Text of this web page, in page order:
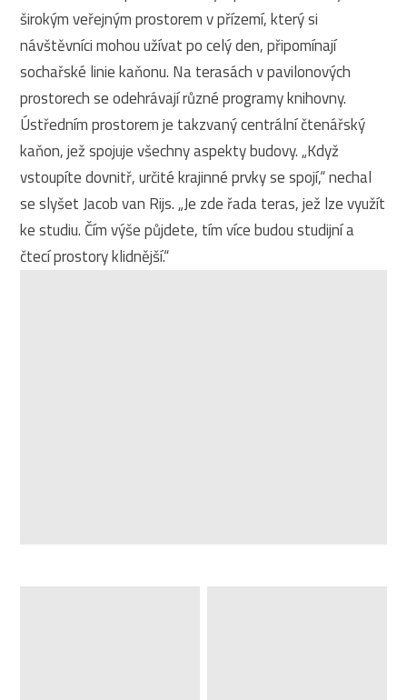
širokým veřejným prostorem v přízemí, který si
návštěvníci mohou užívat po celý den, připomínají
sochařské linie kaňonu. Na terasách v pavilonových
prostorech se odehrávají různé programy knihovny.
Ústředním prostorem je takzvaný centrální čtenářský
kaňon, jež spojuje všechny aspekty budovy. „Když
vstoupíte dovnitř, určité krajinné prvky se spojí,“ nechal
se slyšet Jacob van Rijs. „Je zde řada teras, jež lze využít
ke studiu. Čím výše půjdete, tím více budou studijní a
čtecí prostory klidnější.“